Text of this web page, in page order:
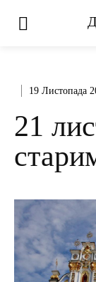
19 Листопада
21